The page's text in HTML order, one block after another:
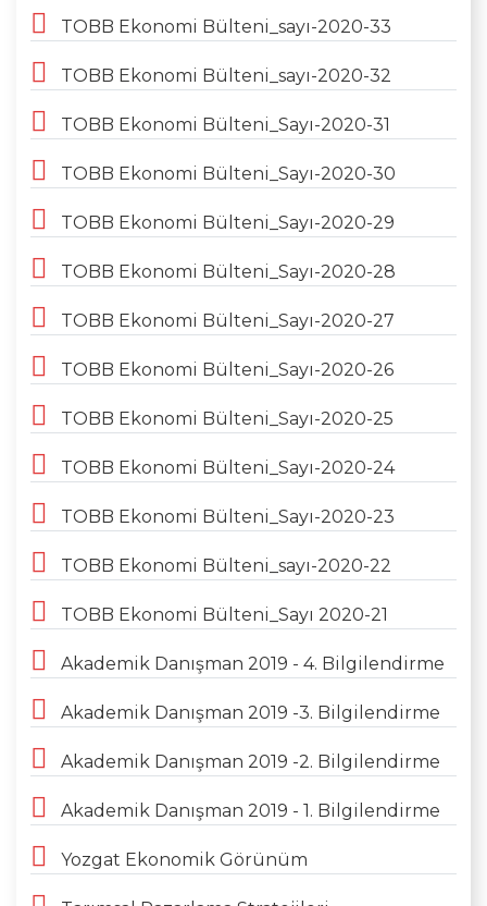
TOBB Ekonomi Bülteni_sayı-2020-33
TOBB Ekonomi Bülteni_sayı-2020-32
TOBB Ekonomi Bülteni_Sayı-2020-31
TOBB Ekonomi Bülteni_Sayı-2020-30
TOBB Ekonomi Bülteni_Sayı-2020-29
TOBB Ekonomi Bülteni_Sayı-2020-28
TOBB Ekonomi Bülteni_Sayı-2020-27
TOBB Ekonomi Bülteni_Sayı-2020-26
TOBB Ekonomi Bülteni_Sayı-2020-25
TOBB Ekonomi Bülteni_Sayı-2020-24
TOBB Ekonomi Bülteni_Sayı-2020-23
TOBB Ekonomi Bülteni_sayı-2020-22
TOBB Ekonomi Bülteni_Sayı 2020-21
Akademik Danışman 2019 - 4. Bilgilendirme
Akademik Danışman 2019 -3. Bilgilendirme
Akademik Danışman 2019 -2. Bilgilendirme
Akademik Danışman 2019 - 1. Bilgilendirme
Yozgat Ekonomik Görünüm